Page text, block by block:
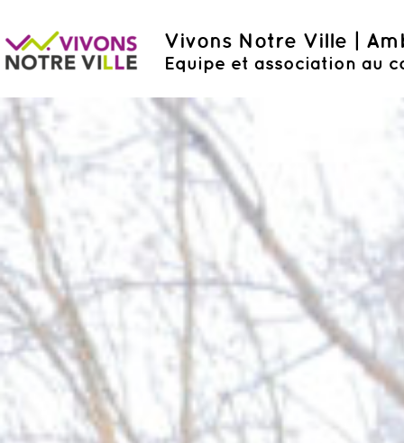
Vivons Notre Ville |
Equipe et association au